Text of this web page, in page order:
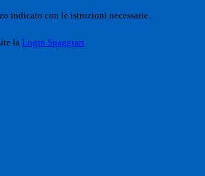
indicato con le istruzioni necessarie.
la Login Spaggiari